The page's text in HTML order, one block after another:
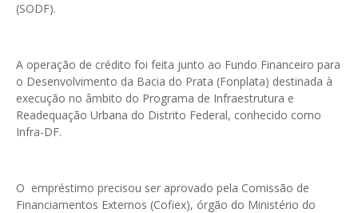
(SODF).
A operação de crédito foi feita junto ao Fundo Financeiro para
o Desenvolvimento da Bacia do Prata (Fonplata) destinada à
execução no âmbito do Programa de Infraestrutura e
Readequação Urbana do Distrito Federal, conhecido como
Infra-DF.
O empréstimo precisou ser aprovado pela Comissão de
Financiamentos Externos (Cofiex), órgão do Ministério do